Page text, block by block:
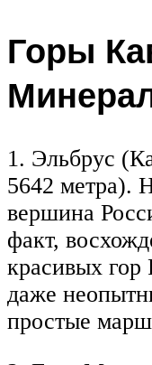
Горы
1. Эльбрус
5642 метра).
вершина
факт,
красивых гор
даже
простые